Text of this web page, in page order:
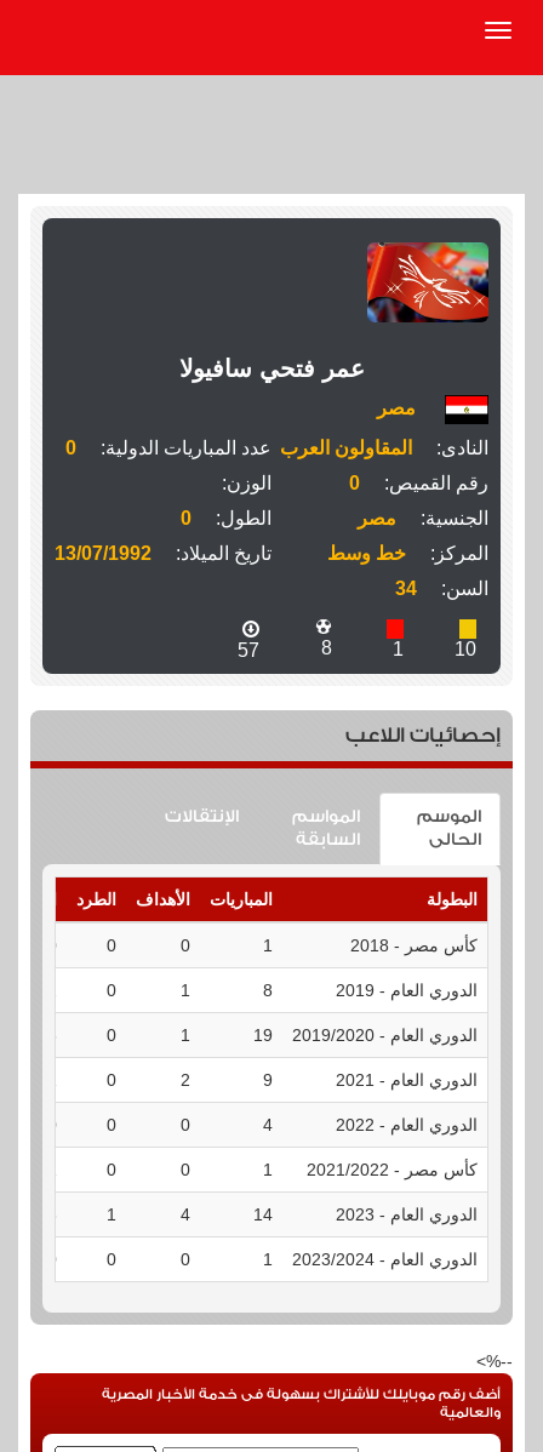
عمر فتحي سافيولا
مصر
النادى:
المقاولون العرب عدد المباريات الدولية:
0
رقم القميص:
0
الوزن:
الجنسية:
مصر الطول:
0
المركز:
خط وسط تاريخ الميلاد:
13/07/1992
السن:
34
10
1
8
57
إحصائيات اللاعب
الموسم
الحالى
المواسم
السابقة
الإنتقالات
البطولة المباريات الأهداف الطرد
كأس مصر - 2018 1
0
0
0
الدوري العام - 2019 8
1
0
الدوري العام - 2019/2020 19
1
0
الدوري العام - 2021 9
2
0
الدوري العام - 2022 4
0
0
0
كأس مصر - 2021/2022 1
0
0
الدوري العام - 2023 14
4
1
الدوري العام - 2023/2024 1
0
0
0
--%>
أضف رقم موبايلك للأشتراك بسهولة فى خدمة الأخبار المصرية
والعالمية